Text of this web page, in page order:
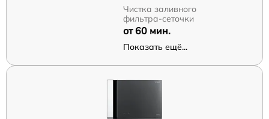
Чистка заливного
фильтра-сеточки
от 60 мин.
Показать ещё...